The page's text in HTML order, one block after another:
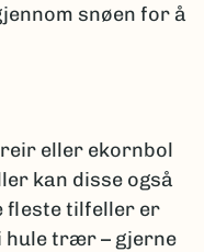
snøen for å
eller ekornbol
kan disse også
fleste tilfeller er
hule trær – gjerne